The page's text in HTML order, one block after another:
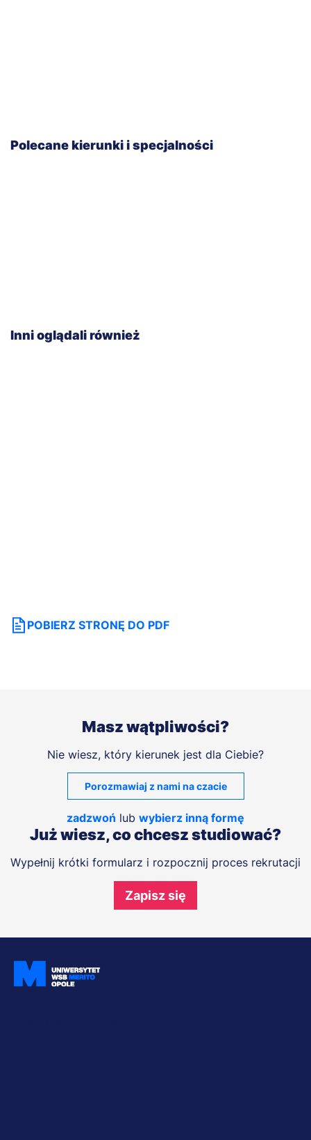
Polecane kierunki i specjalności
Inni oglądali również
POBIERZ STRONĘ DO PDF
Masz wątpliwości?
Nie wiesz, który kierunek jest dla Ciebie?
Porozmawiaj z nami na czacie
zadzwoń lub wybierz inną formę
Już wiesz, co chcesz studiować?
Wypełnij krótki formularz i rozpocznij proces rekrutacji
Zapisz się